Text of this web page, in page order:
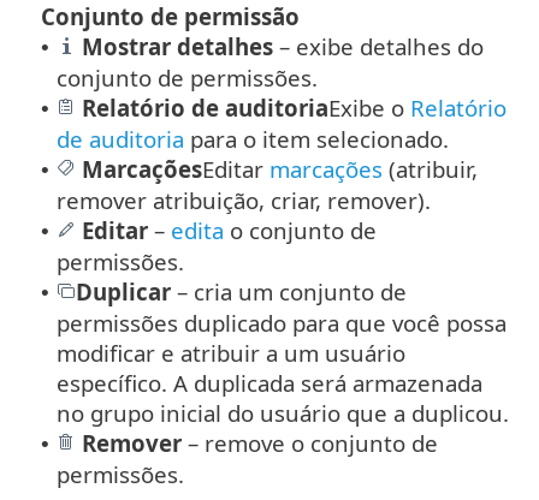
Conjunto de permissão
• Mostrar detalhes – exibe detalhes do
conjunto de permissões.
• Relatório de auditoriaExibe o Relatório
de auditoria para o item selecionado.
• MarcaçõesEditar marcações (atribuir,
remover atribuição, criar, remover).
• Editar – edita o conjunto de
permissões.
• Duplicar – cria um conjunto de
permissões duplicado para que você possa
modificar e atribuir a um usuário
específico. A duplicada será armazenada
no grupo inicial do usuário que a duplicou.
• Remover – remove o conjunto de
permissões.